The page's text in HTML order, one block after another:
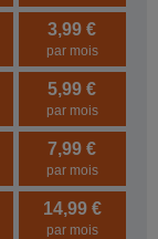
3,99 €
par mois
5,99 €
par mois
7,99 €
par mois
14,99 €
par mois